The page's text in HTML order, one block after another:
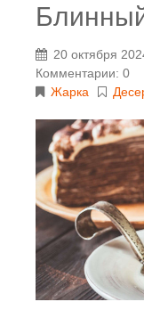
20 октября
Комментарии: 0
Жарка